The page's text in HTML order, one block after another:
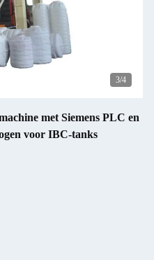
3/4
met Siemens PLC en
voor IBC-tanks